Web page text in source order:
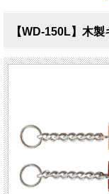
【WD-150L】木